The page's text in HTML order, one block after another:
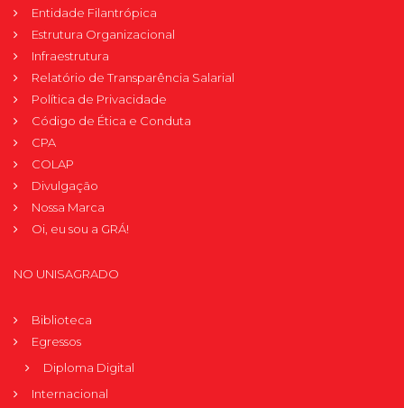
Entidade Filantrópica
Estrutura Organizacional
Infraestrutura
Relatório de Transparência Salarial
Política de Privacidade
Código de Ética e Conduta
CPA
COLAP
Divulgação
Nossa Marca
Oi, eu sou a GRÁ!
NO UNISAGRADO
Biblioteca
Egressos
Diploma Digital
Internacional